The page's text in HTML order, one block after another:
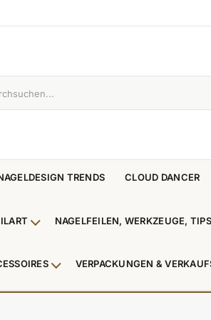
TRENDS CLOUD DANCER
Nagellack & Flüssigkeiten anzeigen
Untermenü NailArt anzeigen
NAGELFEILEN, WERKZEUGE,
& Zehenringe anzeigen
Untermenü Beauty
VERPACKUNGEN &